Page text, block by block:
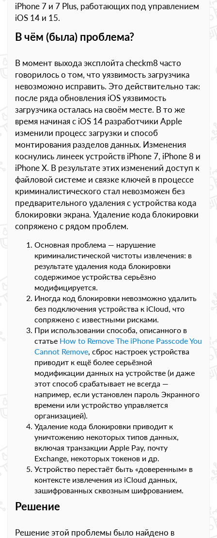
iPhone 7 и 7 Plus, работающих под управлением
iOS 14 и 15.
В чём (была) проблема?
В момент выхода эксплойта checkm8 часто
говорилось о том, что уязвимость загрузчика
невозможно исправить. Это действительно так:
после ряда обновления iOS уязвимость
загрузчика осталась на своём месте. В то же
время начиная с iOS 14 разработчики Apple
изменили процесс загрузки и способ
монтирования разделов данных. Изменения
коснулись линеек устройств iPhone 7, iPhone 8 и
iPhone X. В результате этих изменений доступ к
файловой системе и связке ключей в процессе
криминалистического стал невозможен без
предварительного удаления с устройства кода
блокировки экрана. Удаление кода блокировки
сопряжено с рядом проблем.
Основная проблема — нарушение
криминалистической чистоты извлечения: в
результате удаления кода блокировки
содержимое устройства серьёзно
модифицируется.
Иногда код блокировки невозможно удалить
без подключения устройства к iCloud, что
сопряжено с известными рисками.
При использовании способа, описанного в
статье How to Remove The iPhone Passcode You
Cannot Remove, сброс настроек устройства
приводит к ещё более серьёзной
модификации данных на устройстве (и даже
этот способ срабатывает не всегда —
например, если установлен пароль Экранного
времени или устройство управляется
организацией).
Удаление кода блокировки приводит к
уничтожению некоторых типов данных,
включая транзакции Apple Pay, почту
Exchange, некоторых токенов и др.
Устройство перестаёт быть «доверенным» в
контексте извлечения из iCloud данных,
зашифрованных сквозным шифрованием.
Решение
Решение этой проблемы было найдено в